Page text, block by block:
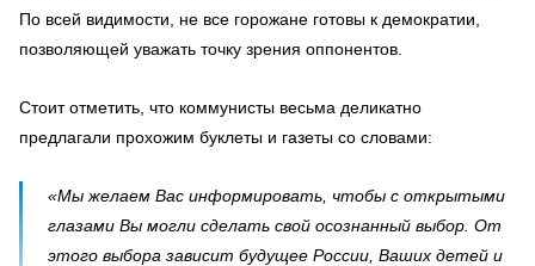
По всей видимости, не все горожане готовы к демократии,
позволяющей уважать точку зрения оппонентов.
Стоит отметить, что коммунисты весьма деликатно
предлагали прохожим буклеты и газеты со словами:
«Мы желаем Вас информировать, чтобы с открытыми
глазами Вы могли сделать свой осознанный выбор. От
этого выбора зависит будущее России, Ваших детей и